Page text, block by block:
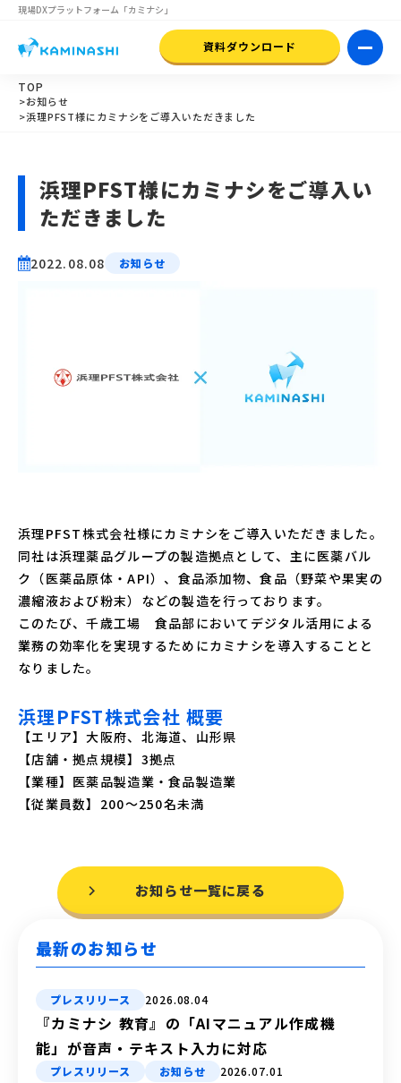
現場DXプラットフォーム 「カミナシ」
資料ダウンロード
TOP
>お知らせ
>浜理PFST様にカミナシをご導入いただきました
浜理PFST様にカミナシをご導入い
ただきました
2022.08.08 お知らせ
浜理PFST株式会社様にカミナシをご導入いただきました。
同社は浜理薬品グループの製造拠点として、主に医薬バル
ク（医薬品原体・API）、食品添加物、食品（野菜や果実の
濃縮液および粉末）などの製造を行っております。
このたび、千歳工場 食品部においてデジタル活用による
業務の効率化を実現するためにカミナシを導入することと
なりました。
浜理PFST株式会社 概要
【エリア】大阪府、北海道、山形県
【店舗・拠点規模】3拠点
【業種】医薬品製造業・食品製造業
【従業員数】200～250名未満
お知らせ一覧に戻る
最新のお知らせ
プレスリリース 2026.08.04
『カミナシ 教育』の「AIマニュアル作成機
能」が音声・テキスト入力に対応
プレスリリース お知らせ 2026.07.01